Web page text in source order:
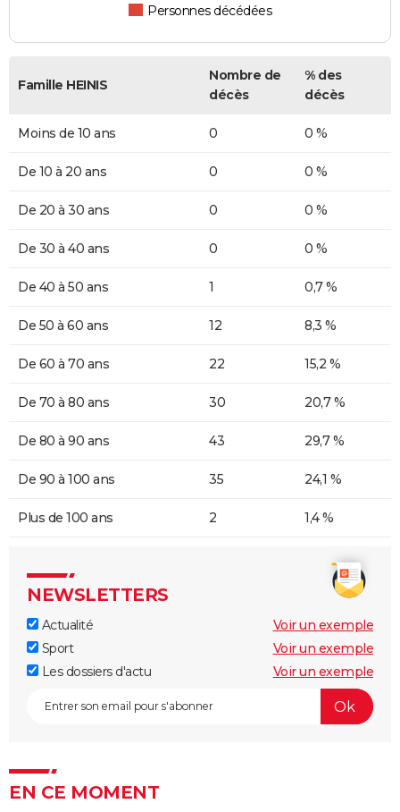
Personnes décédées
Famille HEINIS
Nombre de
décès
% des
décès
Moins de 10 ans 0 0 %
De 10 à 20 ans 0 0 %
De 20 à 30 ans 0 0 %
De 30 à 40 ans 0 0 %
De 40 à 50 ans 1 0,7 %
De 50 à 60 ans 12 8,3 %
De 60 à 70 ans 22 15,2 %
De 70 à 80 ans 30 20,7 %
De 80 à 90 ans 43 29,7 %
De 90 à 100 ans 35 24,1 %
Plus de 100 ans 2 1,4 %
NEWSLETTERS
Actualité
Voir un exemple
Sport
Voir un exemple
Les dossiers d'actu
Voir un exemple
EN CE MOMENT